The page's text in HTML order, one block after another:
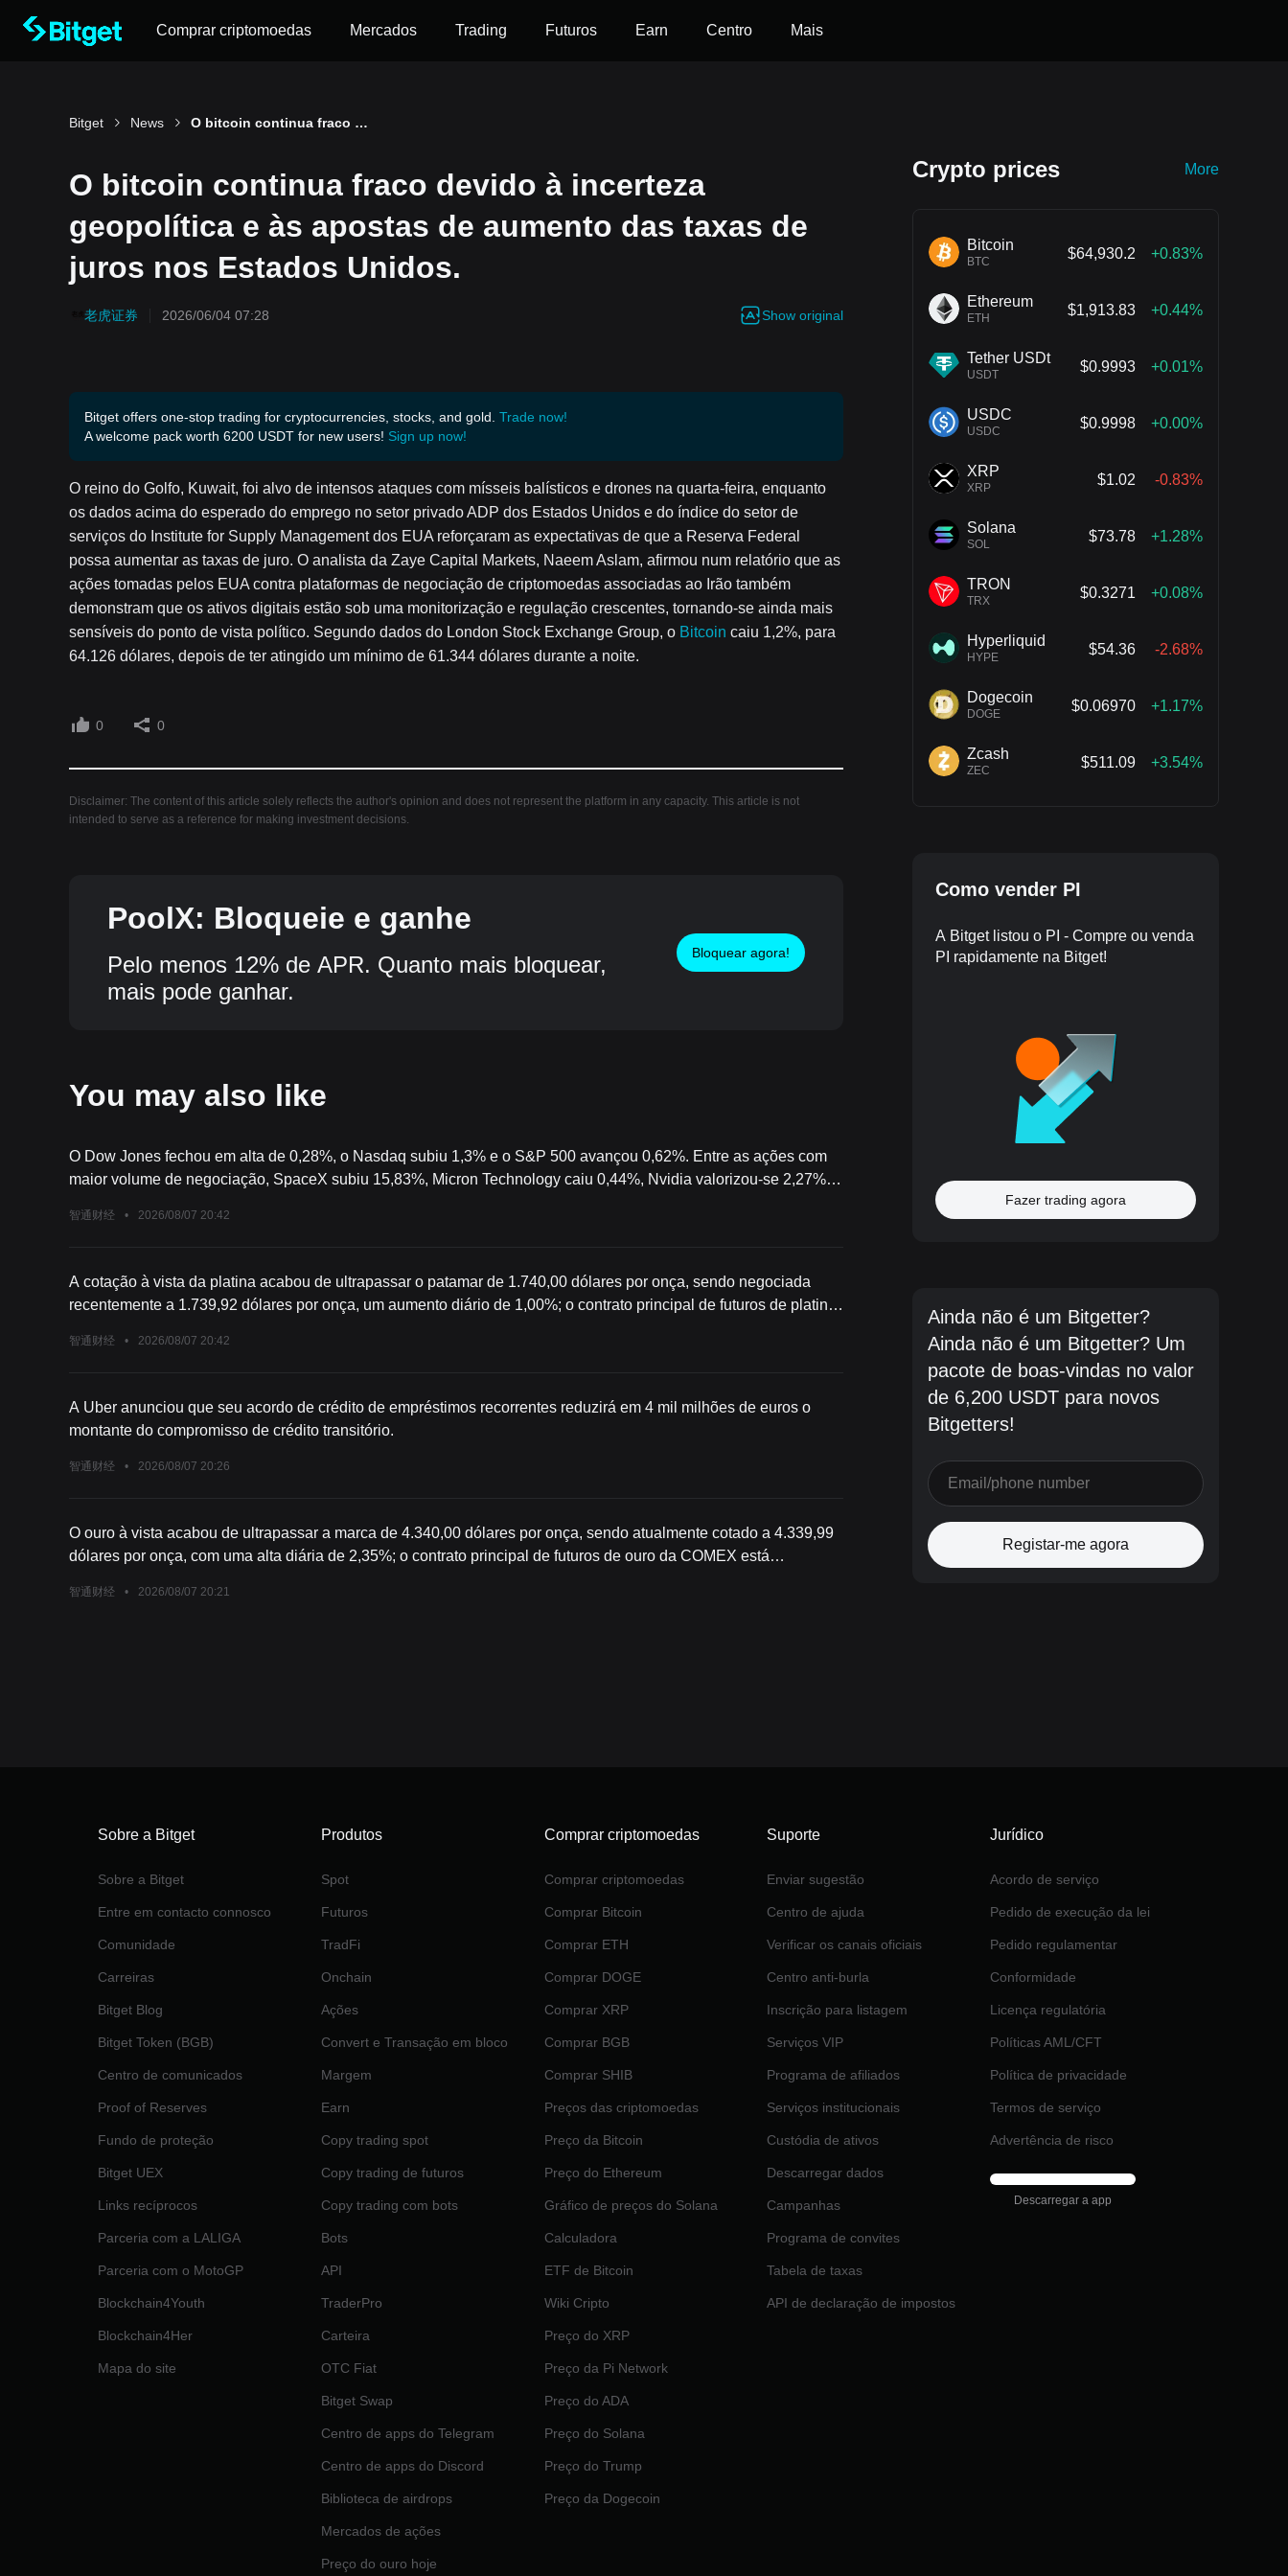
Comprar criptomoedas Mercados Trading Futuros Earn Centro Mais
Bitget News O bitcoin continua fraco devido à incerteza geopolítica e às apostas de aumento das taxas de juros nos Estados Unidos.
O bitcoin continua fraco devido à incerteza
geopolítica e às apostas de aumento das taxas de
juros nos Estados Unidos.
老虎证券 2026/06/04 07:28 Show original
Bitget offers one-stop trading for cryptocurrencies, stocks, and gold. Trade now!
A welcome pack worth 6200 USDT for new users! Sign up now!
O reino do Golfo, Kuwait, foi alvo de intensos ataques com mísseis balísticos e drones na quarta-feira, enquanto
os dados acima do esperado do emprego no setor privado ADP dos Estados Unidos e do índice do setor de
serviços do Institute for Supply Management dos EUA reforçaram as expectativas de que a Reserva Federal
possa aumentar as taxas de juro. O analista da Zaye Capital Markets, Naeem Aslam, afirmou num relatório que as
ações tomadas pelos EUA contra plataformas de negociação de criptomoedas associadas ao Irão também
demonstram que os ativos digitais estão sob uma monitorização e regulação crescentes, tornando-se ainda mais
sensíveis do ponto de vista político. Segundo dados do London Stock Exchange Group, o Bitcoin caiu 1,2%, para
64.126 dólares, depois de ter atingido um mínimo de 61.344 dólares durante a noite.
0 0
Disclaimer: The content of this article solely reflects the author's opinion and does not represent the platform in any capacity. This article is not
intended to serve as a reference for making investment decisions.
PoolX: Bloqueie e ganhe
Pelo menos 12% de APR. Quanto mais bloquear,
mais pode ganhar.
Bloquear agora!
You may also like
O Dow Jones fechou em alta de 0,28%, o Nasdaq subiu 1,3% e o S&P 500 avançou 0,62%. Entre as ações com
maior volume de negociação, SpaceX subiu 15,83%, Micron Technology caiu 0,44%, Nvidia valorizou-se 2,27% e
智通财经 • 2026/08/07 20:42
A cotação à vista da platina acabou de ultrapassar o patamar de 1.740,00 dólares por onça, sendo negociada
recentemente a 1.739,92 dólares por onça, um aumento diário de 1,00%; o contrato principal de futuros de platina
智通财经 • 2026/08/07 20:42
A Uber anunciou que seu acordo de crédito de empréstimos recorrentes reduzirá em 4 mil milhões de euros o
montante do compromisso de crédito transitório.
智通财经 • 2026/08/07 20:26
O ouro à vista acabou de ultrapassar a marca de 4.340,00 dólares por onça, sendo atualmente cotado a 4.339,99
dólares por onça, com uma alta diária de 2,35%; o contrato principal de futuros de ouro da COMEX está
智通财经 • 2026/08/07 20:21
Crypto prices More
Bitcoin
BTC
$64,930.2 +0.83%
Ethereum
ETH
$1,913.83 +0.44%
Tether USDt
USDT
$0.9993 +0.01%
USDC
USDC
$0.9998 +0.00%
XRP
XRP
$1.02 -0.83%
Solana
SOL
$73.78 +1.28%
TRON
TRX
$0.3271 +0.08%
Hyperliquid
HYPE
$54.36 -2.68%
Dogecoin
DOGE
$0.06970 +1.17%
Zcash
ZEC
$511.09 +3.54%
Como vender PI
A Bitget listou o PI - Compre ou venda
PI rapidamente na Bitget!
Fazer trading agora
Ainda não é um Bitgetter?
Ainda não é um Bitgetter? Um
pacote de boas-vindas no valor
de 6,200 USDT para novos
Bitgetters!
Registar-me agora
Sobre a Bitget
Sobre a Bitget
Entre em contacto connosco
Comunidade
Carreiras
Bitget Blog
Bitget Token (BGB)
Centro de comunicados
Proof of Reserves
Fundo de proteção
Bitget UEX
Links recíprocos
Parceria com a LALIGA
Parceria com o MotoGP
Blockchain4Youth
Blockchain4Her
Mapa do site
Produtos
Spot
Futuros
TradFi
Onchain
Ações
Convert e Transação em bloco
Margem
Earn
Copy trading spot
Copy trading de futuros
Copy trading com bots
Bots
API
TraderPro
Carteira
OTC Fiat
Bitget Swap
Centro de apps do Telegram
Centro de apps do Discord
Biblioteca de airdrops
Mercados de ações
Preço do ouro hoje
Comprar criptomoedas
Comprar criptomoedas
Comprar Bitcoin
Comprar ETH
Comprar DOGE
Comprar XRP
Comprar BGB
Comprar SHIB
Preços das criptomoedas
Preço da Bitcoin
Preço do Ethereum
Gráfico de preços do Solana
Calculadora
ETF de Bitcoin
Wiki Cripto
Preço do XRP
Preço da Pi Network
Preço do ADA
Preço do Solana
Preço do Trump
Preço da Dogecoin
Suporte
Enviar sugestão
Centro de ajuda
Verificar os canais oficiais
Centro anti-burla
Inscrição para listagem
Serviços VIP
Programa de afiliados
Serviços institucionais
Custódia de ativos
Descarregar dados
Campanhas
Programa de convites
Tabela de taxas
API de declaração de impostos
Jurídico
Acordo de serviço
Pedido de execução da lei
Pedido regulamentar
Conformidade
Licença regulatória
Políticas AML/CFT
Política de privacidade
Termos de serviço
Advertência de risco
Descarregar a app